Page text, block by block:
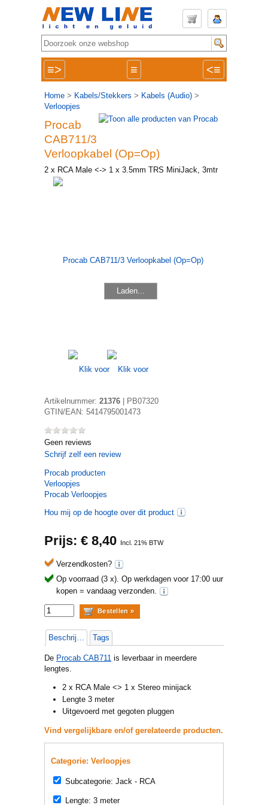
≡> ≡ <≡
Home > Kabels/Stekkers > Kabels (Audio) >
Verloopjes
Procab
CAB711/3
Verloopkabel (Op=Op)
2 x RCA Male <-> 1 x 3.5mm TRS MiniJack, 3mtr
Laden...
Artikelnummer: 21376
PB07320
GTIN/EAN: 5414795001473
Geen reviews
Schrijf zelf een review
Procab producten
Verloopjes
Procab Verloopjes
Hou mij op de hoogte over dit product
Prijs: € 8,40 Incl. 21% BTW
Verzendkosten?
Op voorraad (3 x). Op werkdagen voor 17:00 uur
kopen = vandaag verzonden.
Beschrijving Tags
De Procab CAB711 is leverbaar in meerdere
lengtes.
2 x RCA Male <> 1 x Stereo minijack
Lengte 3 meter
Uitgevoerd met gegoten pluggen
Vind vergelijkbare en/of gerelateerde producten.
Categorie: Verloopjes
Subcategorie: Jack - RCA
Lengte: 3 meter